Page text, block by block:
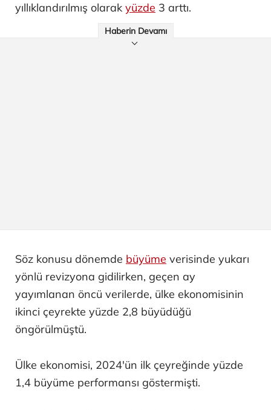
yıllıklandırılmış olarak yüzde 3 arttı.
Haberin Devamı
Söz konusu dönemde büyüme verisinde yukarı
yönlü revizyona gidilirken, geçen ay
yayımlanan öncü verilerde, ülke ekonomisinin
ikinci çeyrekte yüzde 2,8 büyüdüğü
öngörülmüştü.
Ülke ekonomisi, 2024'ün ilk çeyreğinde yüzde
1,4 büyüme performansı göstermişti.